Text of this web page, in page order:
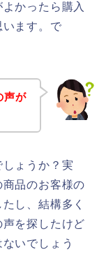
かったら購入
います。で
声が
ょうか？実
品のお客様の
し、結構多く
を探したけど
いでしょう